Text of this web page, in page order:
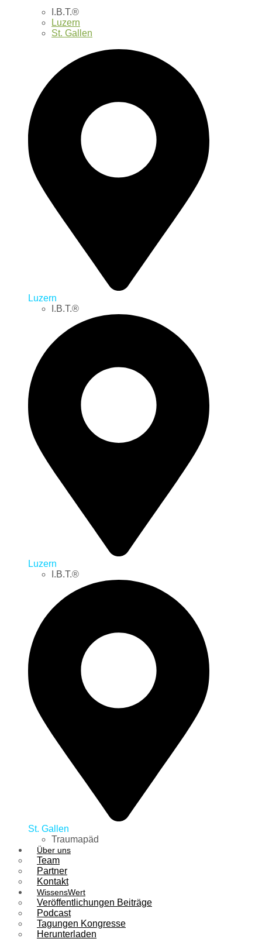
I.B.T.®
Luzern
St. Gallen
Luzern
I.B.T.®
Luzern
I.B.T.®
St. Gallen
Traumapäd
Über uns
Team
Partner
Kontakt
WissensWert
Veröffentlichungen Beiträge
Podcast
Tagungen Kongresse
Herunterladen